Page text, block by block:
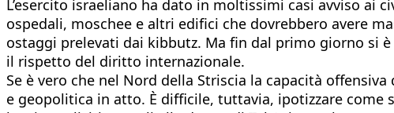
L’esercito israeliano ha dato in moltissimi casi avviso
ospedali, moschee e altri edifici che dovrebbero avere
ostaggi prelevati dai kibbutz. Ma fin dal primo giorno si
il rispetto del diritto internazionale.
Se è vero che nel Nord della Striscia la capacità
e geopolitica in atto. È difficile, tuttavia, ipotizzare come